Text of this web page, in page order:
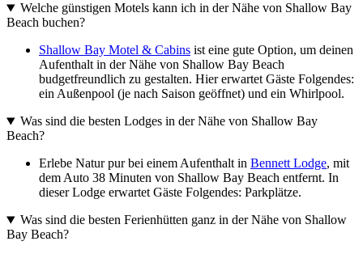
Welche günstigen Motels kann ich in der Nähe von Shallow Bay
Beach buchen?
Shallow Bay Motel & Cabins ist eine gute Option, um deinen
Aufenthalt in der Nähe von Shallow Bay Beach
budgetfreundlich zu gestalten. Hier erwartet Gäste Folgendes:
ein Außenpool (je nach Saison geöffnet) und ein Whirlpool.
Was sind die besten Lodges in der Nähe von Shallow Bay
Beach?
Erlebe Natur pur bei einem Aufenthalt in Bennett Lodge, mit
dem Auto 38 Minuten von Shallow Bay Beach entfernt. In
dieser Lodge erwartet Gäste Folgendes: Parkplätze.
Was sind die besten Ferienhütten ganz in der Nähe von Shallow
Bay Beach?